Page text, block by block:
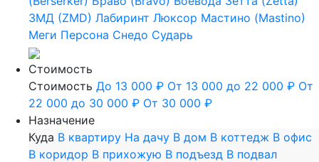
ЗМД (ZMD) Лабиринт Люксор Мастино (Mastino)
Меги Персона Снедо Сударь
Стоимость
Стоимость До 13 000 ₽ От 13 000 до 22 000 ₽ От
22 000 до 30 000 ₽ От 30 000 ₽
Назначение
Куда В квартиру На дачу В дом В коттедж В офис
В коридор В прихожую В подъезд В подвал